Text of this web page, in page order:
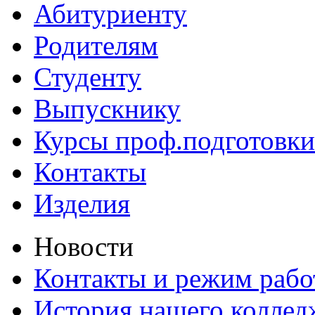
Абитуриенту
Родителям
Студенту
Выпускнику
Курсы проф.подготовки
Контакты
Изделия
Новости
Контакты и режим